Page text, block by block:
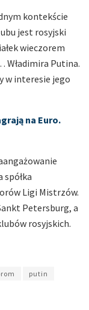
kontekście
jest rosyjski
wieczorem
Władimira Putina.
w interesie jego
na Euro.
spółka
Ligi Mistrzów.
Petersburg, a
rosyjskich.
putin